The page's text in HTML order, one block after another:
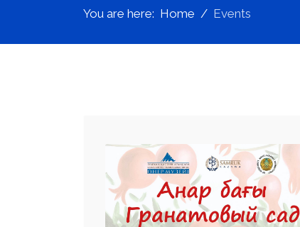
You are here: Home Events